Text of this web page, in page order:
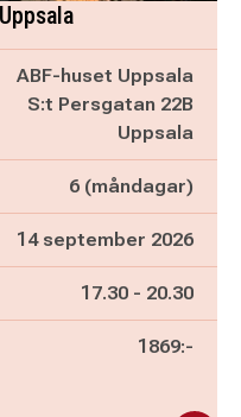
ABF-huset Uppsala
S:t Persgatan 22B
Uppsala
6 (måndagar)
14 september 2026
Pågår mellan
17.30 - och
20.30
1869:-